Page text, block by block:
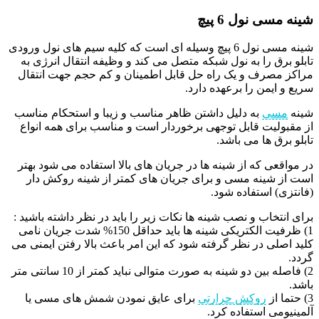
شینه مسی نول 6 پیچ
شینه مسی نول 6 پیچ وسیله ای است که کلیه سیم های نول ورودی
تابلو برق را به نول شبکه متصل می کند و وظیفه انتقال انرژی به
مراکز مصرف و یک راه حل قابل اطمینان و کم حجم جهت انتقال
سریع و ایمن را برعهده دارد.
شینه مسی به دلیل داشتن ظاهر مناسب و زیبا و استحکام مناسب
از مقبولیت قابل توجهی برخوردار است و مناسب برای همه انواع
تابلو برق ها می باشد.
در مواقعی که از شینه ها در جریان های بالا استفاده می شود بهتر
است از شینه مسی و برای جریان های کمتر از شینه روکش دار
(فانتزی) استفاده شود.
برای انتخاب و نصب شینه ها نکات زیر را باید در نظر داشته باشید :
1) ظرفیت الکتریکی شینه ها باید حداقل 150% شدت جریان نامی
کلید اصلی در نظر گرفته شود که این امر باعث بالا رفتن ایمنی می
گردد.
2) فاصله بین دو شینه به صورت متوالی نباید کمتر از 10 سانتی متر
باشد.
3) حتما از
روکش حرارتی برای عایق نمودن شمش های مسی یا
آلمینیومی استفاده کرد.